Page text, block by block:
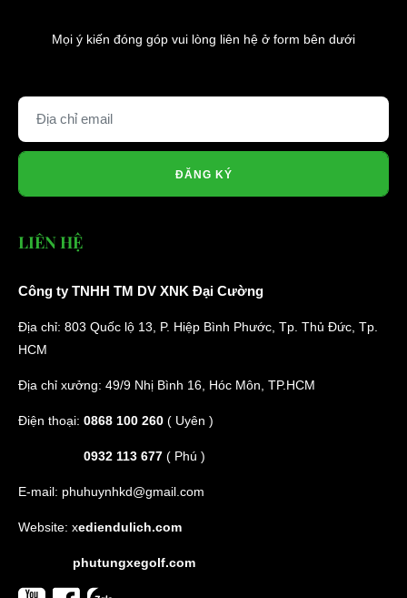
Mọi ý kiến đóng góp vui lòng liên hệ ở form bên dưới
ĐĂNG KÝ
LIÊN HỆ
Công ty TNHH TM DV XNK Đại Cường
Địa chỉ: 803 Quốc lộ 13, P. Hiệp Bình Phước, Tp. Thủ Đức, Tp.
HCM
Địa chỉ xưởng: 49/9 Nhị Bình 16, Hóc Môn, TP.HCM
Điện thoại: 0868 100 260 ( Uyên )
0932 113 677 ( Phú )
E-mail: phuhuynhkd@gmail.com
Website: xediendulich.com
phutungxegolf.com